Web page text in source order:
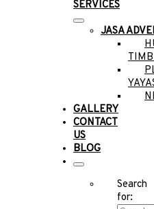
SERVICES
JASA
GALLERY
CONTACT
US
BLOG
Search
for: